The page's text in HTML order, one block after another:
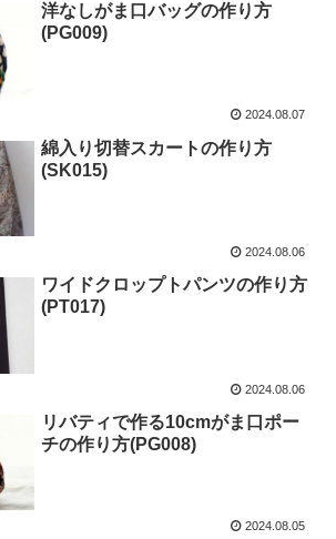
洋なしがま口バッグの作り方
(PG009)
2024.08.07
綿入り切替スカートの作り方
(SK015)
2024.08.06
ワイドクロップトパンツの作り方
(PT017)
2024.08.06
リバティで作る10cmがま口ポー
チの作り方(PG008)
2024.08.05